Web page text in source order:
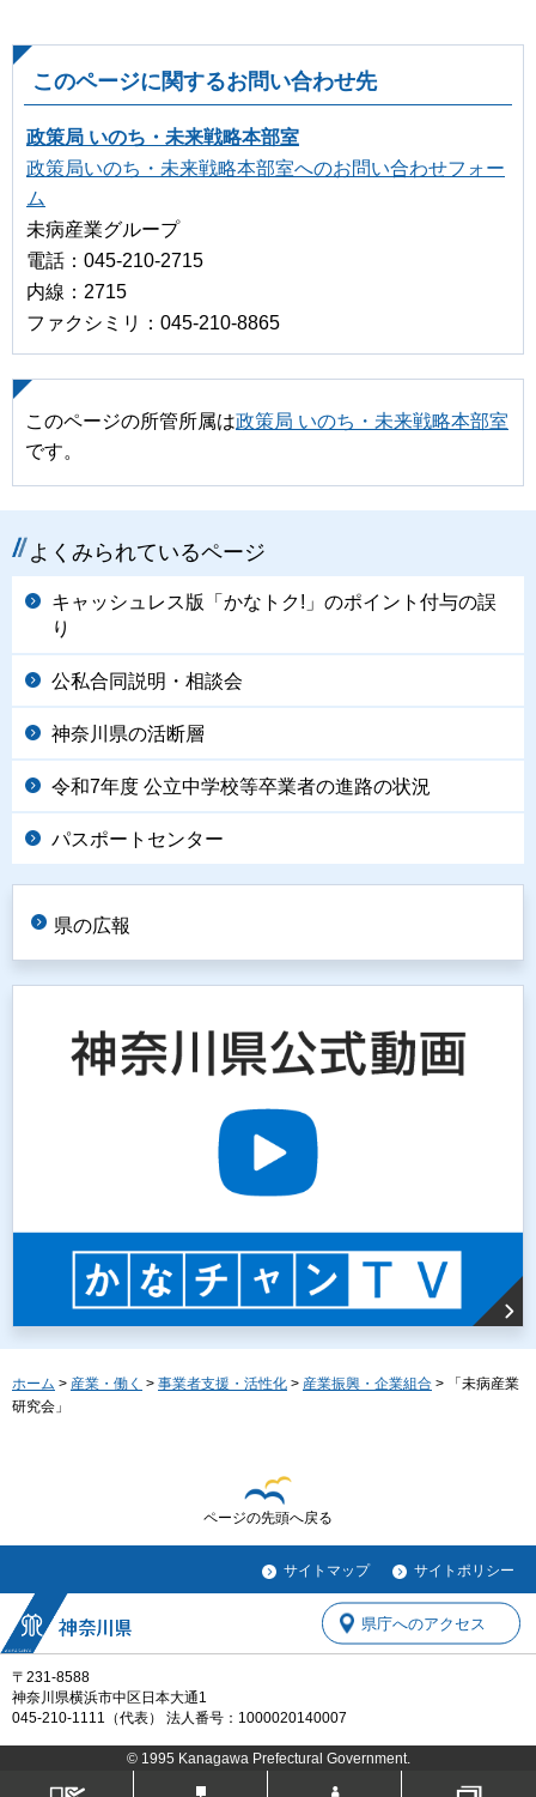
このページに関するお問い合わせ先
政策局 いのち・未来戦略本部室
政策局いのち・未来戦略本部室へのお問い合わせフォー
ム
未病産業グループ
電話：045-210-2715
内線：2715
ファクシミリ：045-210-8865
このページの所管所属は政策局 いのち・未来戦略本部室
です。
よくみられているページ
キャッシュレス版「かなトク!」のポイント付与の誤
り
公私合同説明・相談会
神奈川県の活断層
令和7年度 公立中学校等卒業者の進路の状況
パスポートセンター
県の広報
ホーム > 産業・働く > 事業者支援・活性化 > 産業振興・企業組合 > 「未病産業
研究会」
ページの先頭へ戻る
サイトマップ サイトポリシー
〒231-8588
神奈川県横浜市中区日本大通1
045-210-1111（代表） 法人番号：1000020140007
県庁へのアクセス
© 1995 Kanagawa Prefectural Government.